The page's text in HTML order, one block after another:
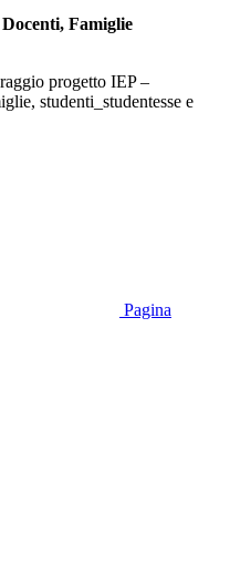
Famiglie
progetto IEP –
studenti_studentesse e
Pagina